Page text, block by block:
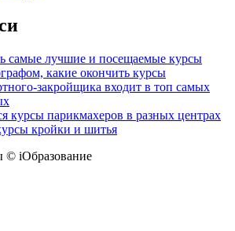
самые лучшие и посещаемые курсы
какие окончить курсы
закройщика входит в топ самых
курсы парикмахеров в разных центрах
кройки и шитья
© iОбразование